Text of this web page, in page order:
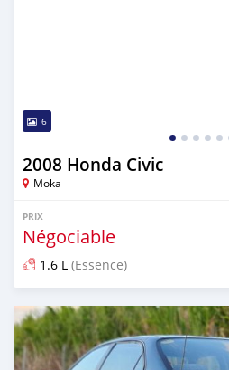
6
2008 Honda Civic
Moka
PRIX
Négociable
1.6 L (Essence)
Publié il y a environ 4 ans